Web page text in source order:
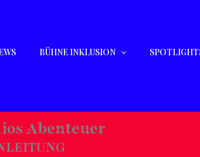
BÜHNE INKLUSION
Abenteuer